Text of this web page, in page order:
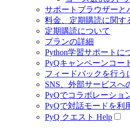
サポートブラウザーと
料金、定期購読に関す
定期購読について
プランの詳細
Python学習サポートに
PyQキャンペーンコー
フィードバックを行う
SNS、外部サービスへ
PyQでコラボレーショ
PyQで対話モードを利
PyQ クエスト Help